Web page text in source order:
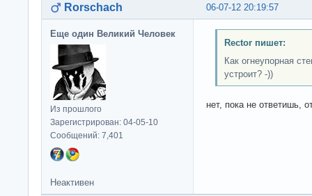
06-07-12 20:19:57
Rorschach
Еще один Великий Человек
Из прошлого
Зарегистрирован: 04-05-10
Сообщений: 7,401
Rector пишет:
Как огнеупорная
устроит? -))
нет, пока не ответишь,
Неактивен